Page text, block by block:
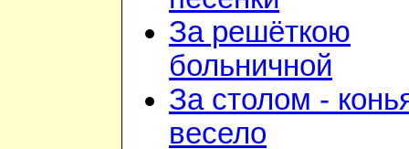
За решёткою
больничной
За столом -
весело